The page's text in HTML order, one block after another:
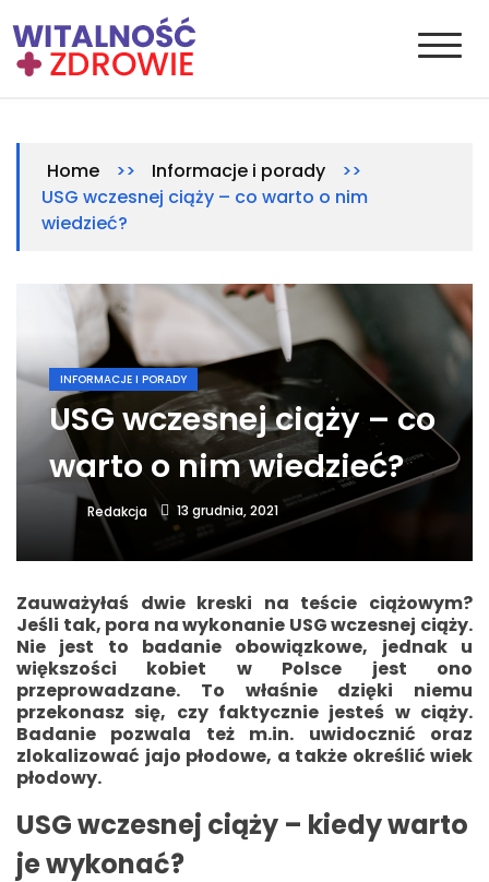
to
content
Home >> Informacje i porady
>>
USG wczesnej ciąży – co warto o nim
wiedzieć?
INFORMACJE I PORADY
USG wczesnej ciąży – co
warto o nim wiedzieć?
Redakcja 13 grudnia, 2021
Zauważyłaś dwie kreski na teście ciążowym?
Jeśli tak, pora na wykonanie USG wczesnej ciąży.
Nie jest to badanie obowiązkowe, jednak u
większości kobiet w Polsce jest ono
przeprowadzane. To właśnie dzięki niemu
przekonasz się, czy faktycznie jesteś w ciąży.
Badanie pozwala też m.in. uwidocznić oraz
zlokalizować jajo płodowe, a także określić wiek
płodowy.
USG wczesnej ciąży – kiedy warto
je wykonać?